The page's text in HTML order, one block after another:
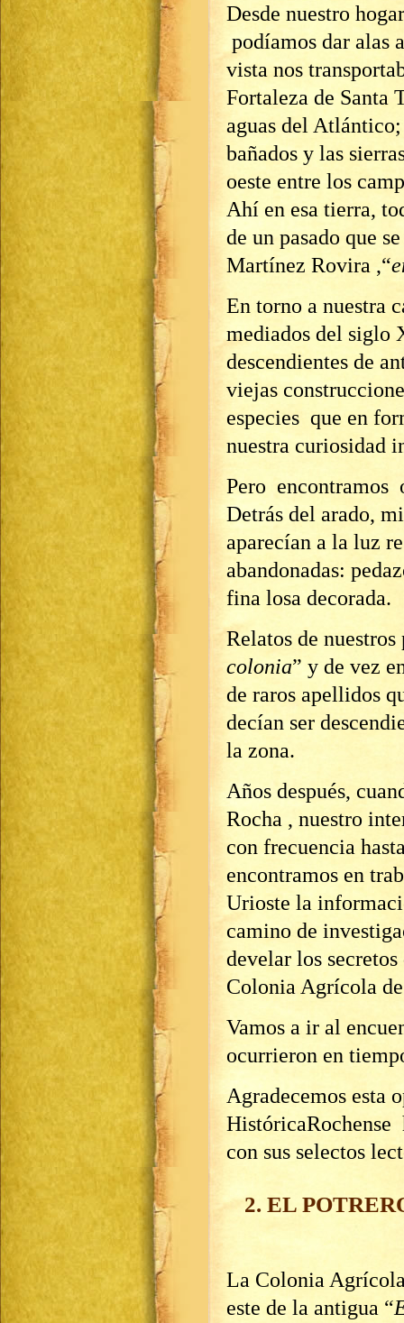
Desde nuestro
podíamos dar alas
vista nos
Fortaleza de Santa
aguas del
bañados y las
oeste entre los
Ahí en esa tierra,
de un pasado que
Martínez Rovira ,“
En torno a nuestra
mediados del siglo
descendientes de
viejas
especies que en
nuestra curiosidad
Pero encontramos
Detrás del arado,
aparecían a la luz
abandonadas:
fina losa decorada.
Relatos de nuestros
colonia” y de vez
de raros apellidos
decían ser
la zona.
Años después,
Rocha , nuestro
con frecuencia
encontramos en
Urioste la
camino de
develar los secretos
Colonia Agrícola de
Vamos a ir al
ocurrieron en
Agradecemos esta
HistóricaRochense
con sus selectos
2. EL
La Colonia
este de la antigua “